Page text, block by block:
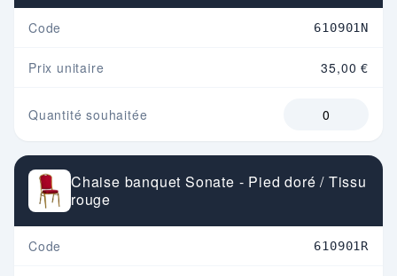
Code 610901N
Prix unitaire 35,00 €
Quantité souhaitée
Chaise banquet Sonate - Pied doré / Tissu
rouge
Code 610901R